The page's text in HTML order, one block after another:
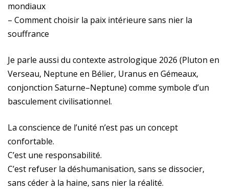
mondiaux
– Comment choisir la paix intérieure sans nier la
souffrance
Je parle aussi du contexte astrologique 2026 (Pluton en
Verseau, Neptune en Bélier, Uranus en Gémeaux,
conjonction Saturne–Neptune) comme symbole d’un
basculement civilisationnel.
La conscience de l’unité n’est pas un concept
confortable.
C’est une responsabilité.
C’est refuser la déshumanisation, sans se dissocier,
sans céder à la haine, sans nier la réalité.